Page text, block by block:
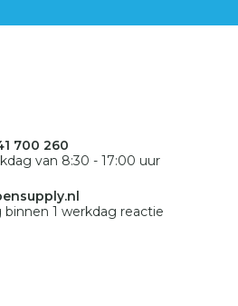
700 260
van 8:30 - 17:00 uur
binnen 1 werkdag reactie